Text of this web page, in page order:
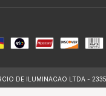
DE ILUMINACAO LTDA -